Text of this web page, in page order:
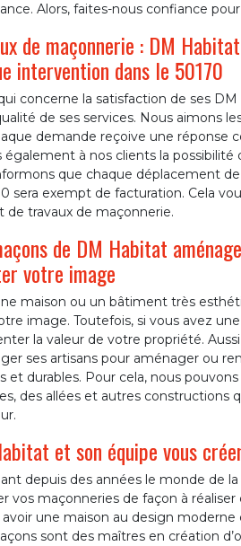
Alors, faites-nous confiance
de maçonnerie : DM
intervention dans le 50170
concerne la satisfaction de ses
de ses services. Nous aimons
demande reçoive une réponse
également à nos clients la
que chaque déplacement
sera exempt de facturation. Cela
de travaux de maçonnerie.
de DM Habitat
votre image
maison ou un bâtiment très
image. Toutefois, si vous avez
la valeur de votre propriété.
ses artisans pour aménager ou
et durables. Pour cela, nous
des allées et autres constructions
et son équipe vous
depuis des années le monde de
vos maçonneries de façon à
une maison au design moderne
sont des maîtres en création